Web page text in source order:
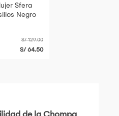
Sfera
Negro
S/ 129.00
S/ 64.50
de la Chompa